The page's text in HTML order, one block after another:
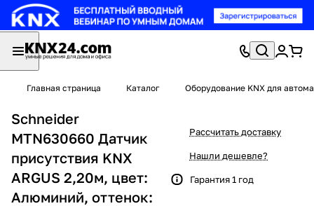
Главная страница Каталог Оборудование KNX для
Schneider
MTN630660 Датчик
присутствия KNX
ARGUS 2,20м, цвет:
Алюминий, оттенок:
Рассчитать доставку
Нашли дешевле?
Гарантия 1 год